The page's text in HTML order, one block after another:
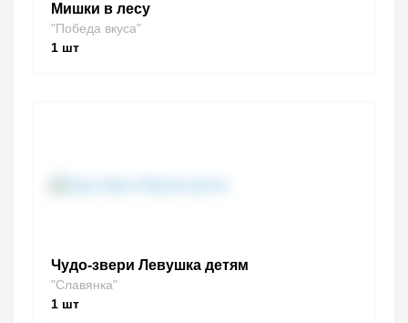
Мишки в лесу
"Победа вкуса"
1 шт
Чудо-звери Левушка детям
"Славянка"
1 шт